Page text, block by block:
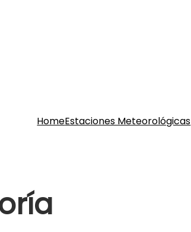
HomeEstaciones Meteorológicas